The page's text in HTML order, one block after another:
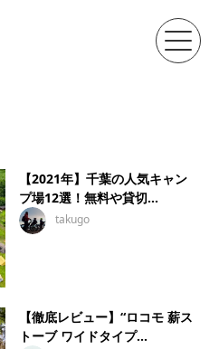
【2021年】千葉の人気キャン
プ場12選！無料や貸切...
takugo
【徹底レビュー】“ロコモ 薪ス
トーブ ワイドタイプ...